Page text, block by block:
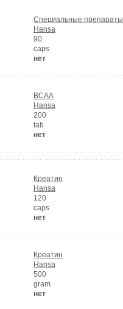
Специальные препараты
Hansa
90
caps
нет
BCAA
Hansa
200
tab
нет
Креатин
Hansa
120
caps
нет
Креатин
Hansa
500
gram
нет